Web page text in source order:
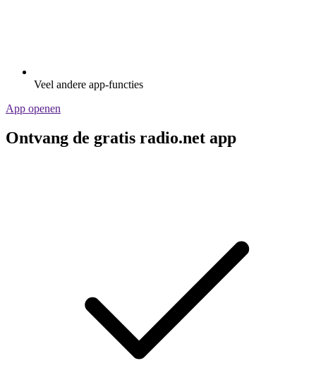
Veel andere app-functies
App openen
Ontvang de gratis radio.net app